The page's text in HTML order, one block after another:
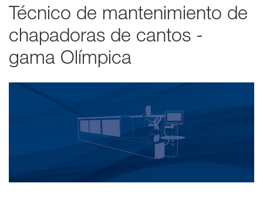
Técnico de mantenimiento de
chapadoras de cantos -
gama Olímpica